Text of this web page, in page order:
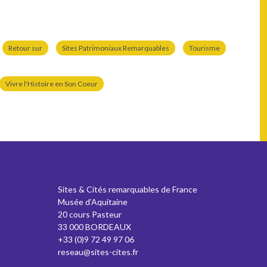
Retour sur Sites Patrimoniaux Remarquables Tourisme
Vivre l'Histoire en Son Coeur
Sites & Cités remarquables de France
Musée d’Aquitaine
20 cours Pasteur
33 000 BORDEAUX
+33 (0)9 72 49 97 06
reseau@sites-cites.fr